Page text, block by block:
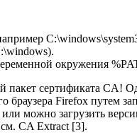
окружения
пакет сертификата CA!
браузера Firefox путем
можно загрузить
CA Extract [3].